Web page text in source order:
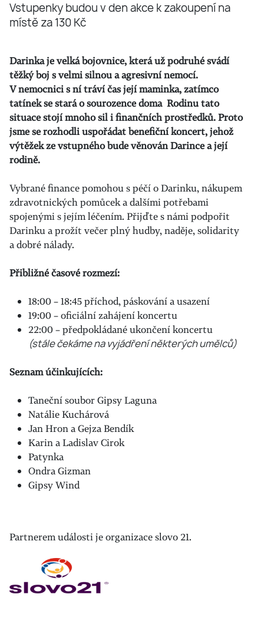
Vstupenky budou v den akce k zakoupení na
místě za 130 Kč
Darinka je velká bojovnice, která už podruhé svádí
těžký boj s velmi silnou a agresivní nemocí.
V nemocnici s ní tráví čas její maminka, zatímco
tatínek se stará o sourozence doma Rodinu tato
situace stojí mnoho sil i finančních prostředků. Proto
jsme se rozhodli uspořádat benefiční koncert, jehož
výtěžek ze vstupného bude věnován Darince a její
rodině.
Vybrané finance pomohou s péčí o Darinku, nákupem
zdravotnických pomůcek a dalšími potřebami
spojenými s jejím léčením. Přijďte s námi podpořit
Darinku a prožít večer plný hudby, naděje, solidarity
a dobré nálady.
Přibližné časové rozmezí:
18:00 – 18:45 příchod, páskování a usazení
19:00 – oficiální zahájení koncertu
22:00 – předpokládané ukončení koncertu
(stále čekáme na vyjádření některých umělců)
Seznam účinkujících:
Taneční soubor Gipsy Laguna
Natálie Kuchárová
Jan Hron a Gejza Bendík
Karin a Ladislav Cirok
Patynka
Ondra Gizman
Gipsy Wind
Partnerem události je organizace slovo 21.